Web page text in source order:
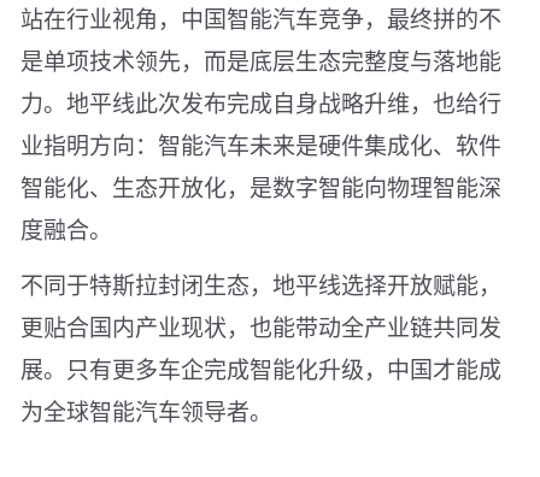
站在行业视角，中国智能汽车竞争，最终拼的不
是单项技术领先，而是底层生态完整度与落地能
力。地平线此次发布完成自身战略升维，也给行
业指明方向：智能汽车未来是硬件集成化、软件
智能化、生态开放化，是数字智能向物理智能深
度融合。
不同于特斯拉封闭生态，地平线选择开放赋能，
更贴合国内产业现状，也能带动全产业链共同发
展。只有更多车企完成智能化升级，中国才能成
为全球智能汽车领导者。